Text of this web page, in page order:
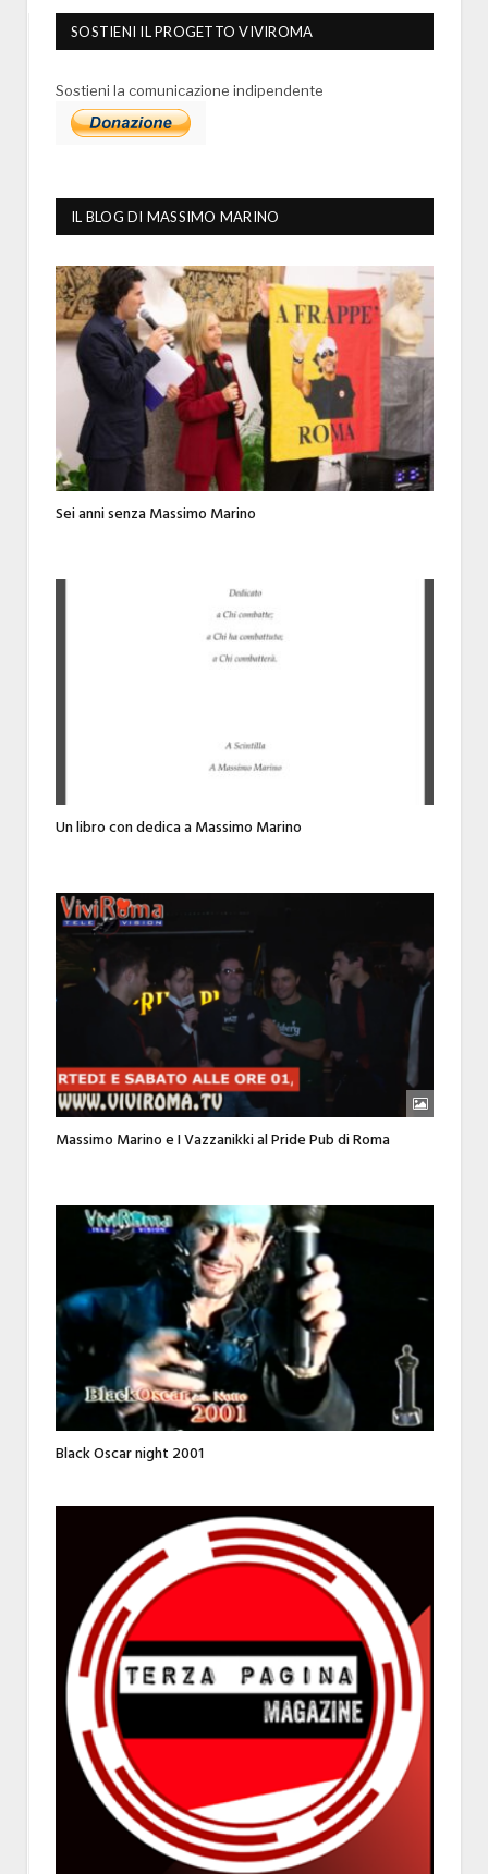
SOSTIENI IL PROGETTO VIVIROMA
Sostieni la comunicazione indipendente
IL BLOG DI MASSIMO MARINO
Sei anni senza Massimo Marino
Un libro con dedica a Massimo Marino
Massimo Marino e I Vazzanikki al Pride Pub di Roma
Black Oscar night 2001